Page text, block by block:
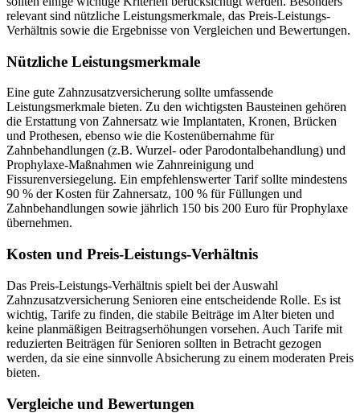
relevant sind nützliche Leistungsmerkmale, das Preis-Leistungs-
Verhältnis sowie die Ergebnisse von Vergleichen und Bewertungen.
Nützliche Leistungsmerkmale
Eine gute Zahnzusatzversicherung sollte umfassende
Leistungsmerkmale bieten. Zu den wichtigsten Bausteinen gehören
die Erstattung von Zahnersatz wie Implantaten, Kronen, Brücken
und Prothesen, ebenso wie die Kostenübernahme für
Zahnbehandlungen (z.B. Wurzel- oder Parodontalbehandlung) und
Prophylaxe-Maßnahmen wie Zahnreinigung und
Fissurenversiegelung. Ein empfehlenswerter Tarif sollte mindestens
90 % der Kosten für Zahnersatz, 100 % für Füllungen und
Zahnbehandlungen sowie jährlich 150 bis 200 Euro für Prophylaxe
übernehmen.
Kosten und Preis-Leistungs-Verhältnis
Das Preis-Leistungs-Verhältnis spielt bei der Auswahl
Zahnzusatzversicherung Senioren eine entscheidende Rolle. Es ist
wichtig, Tarife zu finden, die stabile Beiträge im Alter bieten und
keine planmäßigen Beitragserhöhungen vorsehen. Auch Tarife mit
reduzierten Beiträgen für Senioren sollten in Betracht gezogen
werden, da sie eine sinnvolle Absicherung zu einem moderaten Preis
bieten.
Vergleiche und Bewertungen